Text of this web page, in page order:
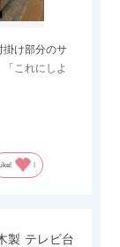
掛け部分のサ
これにしよ
なので圧迫感
きり見えま
が家はソファ
Like!
製 テレビ台